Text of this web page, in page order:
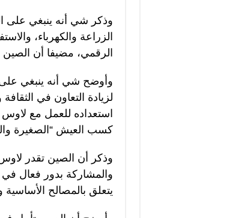
وذكر شي أنه ينبغي على
الزراعة والكهرباء،
الرقمي، مضيفا أن
لزيادة التعاون في
استعداده للعمل مع
كسب العيش “الصغيرة
وذكر أن الصين تقدر لاوس
والمشاركة بدور فعال في
يتعلق بالمصالح